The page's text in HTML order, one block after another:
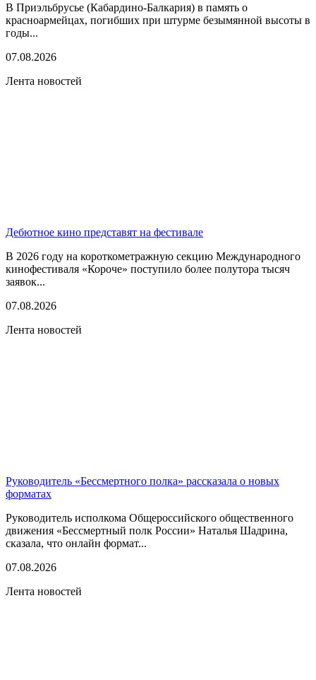
В Приэльбрусье (Кабардино-Балкария) в память о
красноармейцах, погибших при штурме безымянной высоты в
годы...
07.08.2026
Лента новостей
Дебютное кино представят на фестивале
В 2026 году на короткометражную секцию Международного
кинофестиваля «Короче» поступило более полутора тысяч
заявок...
07.08.2026
Лента новостей
Руководитель «Бессмертного полка» рассказала о новых
форматах
Руководитель исполкома Общероссийского общественного
движения «Бессмертный полк России» Наталья Шадрина,
сказала, что онлайн формат...
07.08.2026
Лента новостей